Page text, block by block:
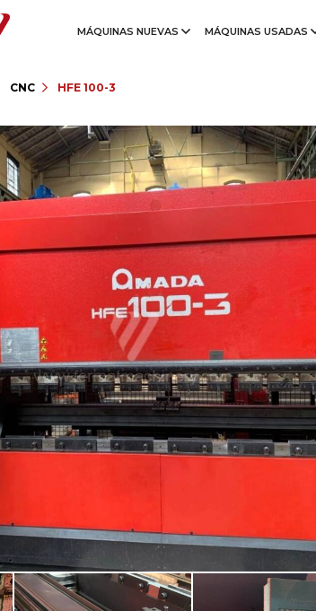
MÁQUINAS NUEVAS MÁQUINAS USADAS
CNC HFE 100-3